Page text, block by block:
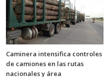
Caminera intensifica controles
de camiones en las rutas
nacionales y área